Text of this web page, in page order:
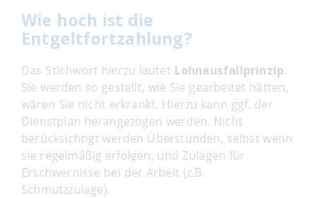
Wie hoch ist die
Entgeltfortzahlung?
Das Stichwort hierzu lautet Lohnausfallprinzip.
Sie werden so gestellt, wie Sie gearbeitet hätten,
wären Sie nicht erkrankt. Hierzu kann ggf. der
Dienstplan herangezogen werden. Nicht
berücksichtigt werden Überstunden, selbst wenn
sie regelmäßig erfolgen, und Zulagen für
Erschwernisse bei der Arbeit (z.B.
Schmutzzulage).